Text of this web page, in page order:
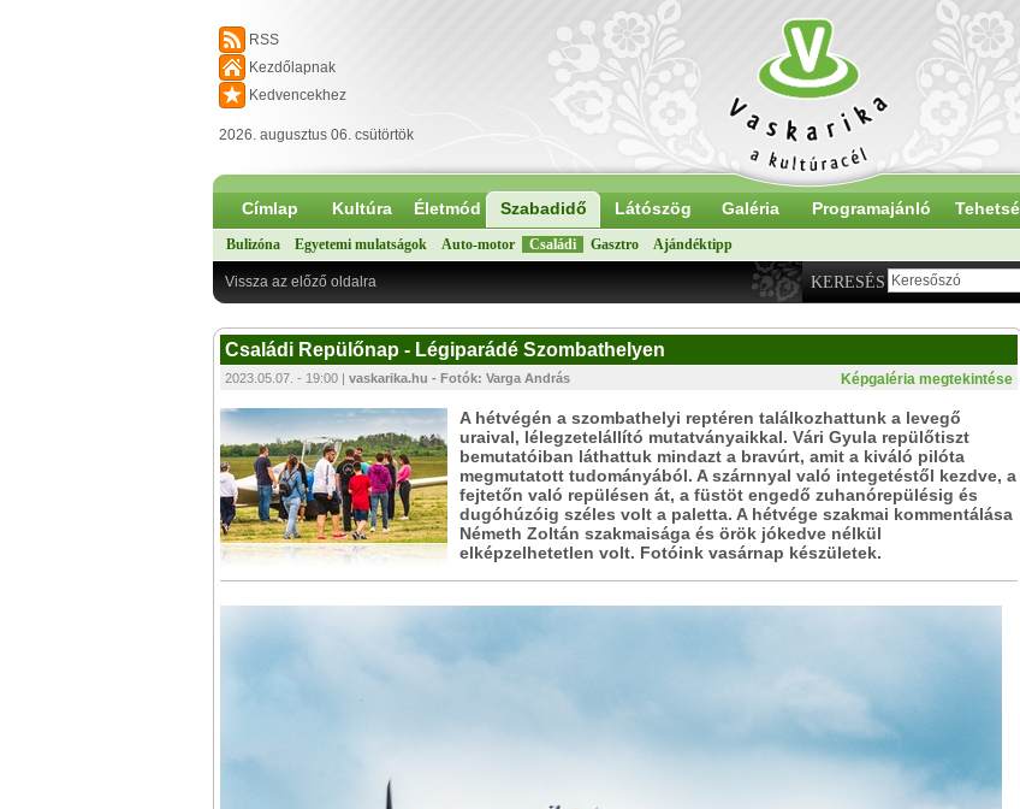
RSS
Kezdőlapnak
Kedvencekhez
2026. augusztus 06. csütörtök
Címlap Kultúra Életmód Szabadidő Látószög Galéria Programajánló
Bulizóna Egyetemi mulatságok Auto-motor Családi Gasztro Ajándéktipp
KERESÉS
Vissza az előző oldalra
Családi Repülőnap - Légiparádé Szombathelyen
Képgaléria megtekintése
2023.05.07. - 19:00 | vaskarika.hu - Fotók: Varga András
A hétvégén a szombathelyi reptéren találkozhattunk a levegő
uraival, lélegzetelállító mutatványaikkal. Vári Gyula repülőtiszt
bemutatóiban láthattuk mindazt a bravúrt, amit a kiváló pilóta
megmutatott tudományából. A szárnnyal való integetéstől kezdve, a
fejtetőn való repülésen át, a füstöt engedő zuhanórepülésig és
dugóhúzóig széles volt a paletta. A hétvége szakmai kommentálása
Németh Zoltán szakmaisága és örök jókedve nélkül
elképzelhetetlen volt. Fotóink vasárnap készületek.